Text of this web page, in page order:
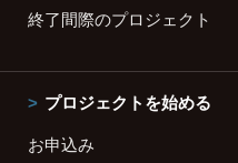
終了間際のプロジェクト
プロジェクトを始める
お申込み